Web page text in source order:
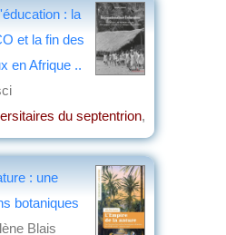
: la
et la fin des
en Afrique ..
du septentrion,
: une
botaniques
Blais